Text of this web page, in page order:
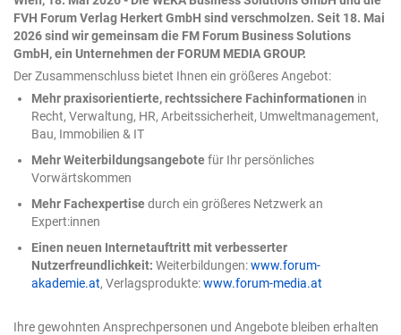
Ergebnis muss, bevor man ihm trauen darf. Nehmen wir
ein Beispiel: eine Umsatztabelle mit Regionen, Produkten
und Quartalswerten. Die Aufgabe an die KI lautet
schlicht: „Analysiere die Daten." Das Ergebnis ist
plausibel, ordentlich formatiert – und völlig belanglos.
Ein paar Durchschnittswerte, eine generische
Beobachtung. Nichts, womit sich eine Entscheidung
treffen ließe. Woran das liegt? An unseren bereits
formulierten zwei Toren. Was ändert sich gerade beim
Einsatz von Copilot in Excel? Bis vor Kurzem war KI in
übernahm sie selbst. 2026 hat sich das nun gedreht. Die
KI handelt nun direkt in der Arbeitsmappe – sie plant
mehrere Schritte, führt sie aus, prüft das eigene
Zwischenergebnis und arbeitet nach. Wie tiefgreifend
dieser Wandel ist, verrät eine Kleinigkeit am Rande:
FVH Forum Verlag Herkert GmbH sind verschmolzen. Seit 18. Mai
2026 sind wir gemeinsam die FM Forum Business Solutions
GmbH, ein Unternehmen der FORUM MEDIA GROUP.
Der Zusammenschluss bietet Ihnen ein größeres Angebot:
Mehr praxisorientierte, rechtssichere Fachinformationen in
Recht, Verwaltung, HR, Arbeitssicherheit, Umweltmanagement,
Bau, Immobilien & IT
Mehr Weiterbildungsangebotefür Ihr persönliches
Vorwärtskommen
Mehr Fachexpertisedurch ein größeres Netzwerk an
Expert:innen
Einen neuen Internetauftritt mit verbesserter
Nutzerfreundlichkeit: Weiterbildungen:www.forum-
akademie.at, Verlagsprodukte:www.forum-media.at
Ihre gewohnten Ansprechpersonen und Angebote bleiben erhalten